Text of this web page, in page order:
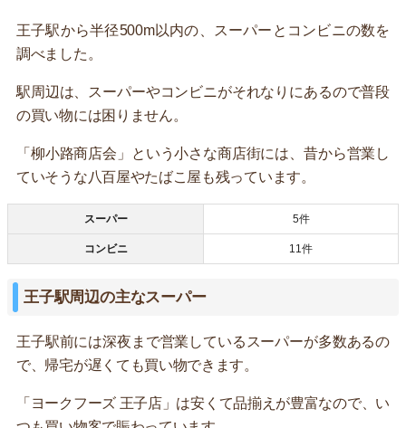
王子駅から半径500m以内の、スーパーとコンビニの数を
調べました。
駅周辺は、スーパーやコンビニがそれなりにあるので普段
の買い物には困りません。
「柳小路商店会」という小さな商店街には、昔から営業し
ていそうな八百屋やたばこ屋も残っています。
スーパー 5件
コンビニ 11件
王子駅周辺の主なスーパー
王子駅前には深夜まで営業しているスーパーが多数あるの
で、帰宅が遅くても買い物できます。
「ヨークフーズ 王子店」は安くて品揃えが豊富なので、い